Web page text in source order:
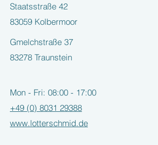
Staatsstraße 42
83059 Kolbermoor
Gmelchstraße 37
83278 Traunstein
Mon - Fri: 08:00 - 17:00
+49 (0) 8031 29388
www.lotterschmid.de